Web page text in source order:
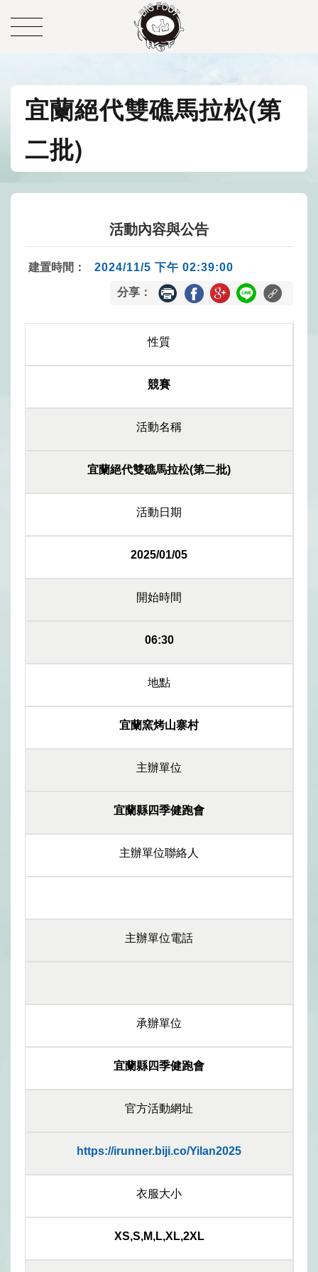
宜蘭絕代雙礁馬拉松(第
二批)
活動內容與公告
建置時間： 2024/11/5 下午 02:39:00
分享：
性質
競賽
活動名稱
宜蘭絕代雙礁馬拉松(第二批)
活動日期
2025/01/05
開始時間
06:30
地點
宜蘭窯烤山寨村
主辦單位
宜蘭縣四季健跑會
主辦單位聯絡人
主辦單位電話
承辦單位
宜蘭縣四季健跑會
官方活動網址
https://irunner.biji.co/Yilan2025
衣服大小
XS,S,M,L,XL,2XL